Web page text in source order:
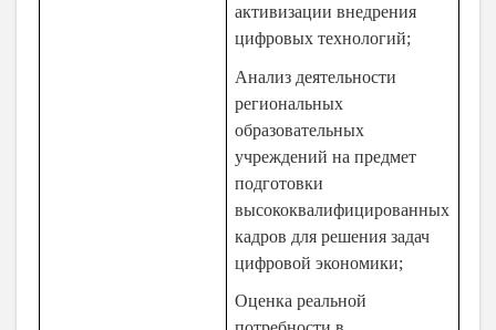
активизации внедрения
цифровых технологий;
Анализ деятельности
региональных
образовательных
учреждений на предмет
подготовки
высококвалифицированных
кадров для решения задач
цифровой экономики;
Оценка реальной